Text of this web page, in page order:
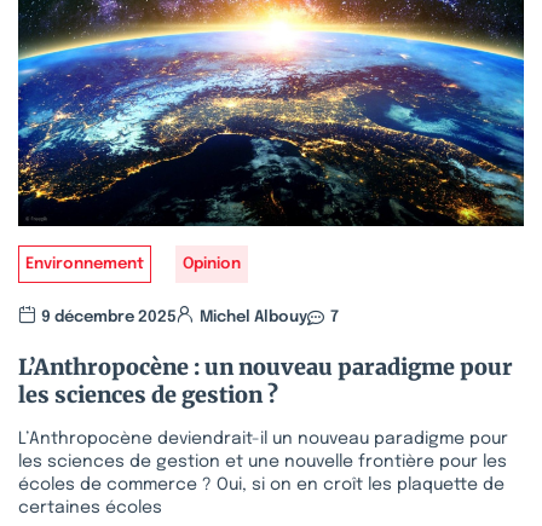
Environnement Opinion
9 décembre 2025 Michel Albouy 7
L’Anthropocène : un nouveau paradigme pour
les sciences de gestion ?
L’Anthropocène deviendrait-il un nouveau paradigme pour
les sciences de gestion et une nouvelle frontière pour les
écoles de commerce ? Oui, si on en croît les plaquette de
certaines écoles